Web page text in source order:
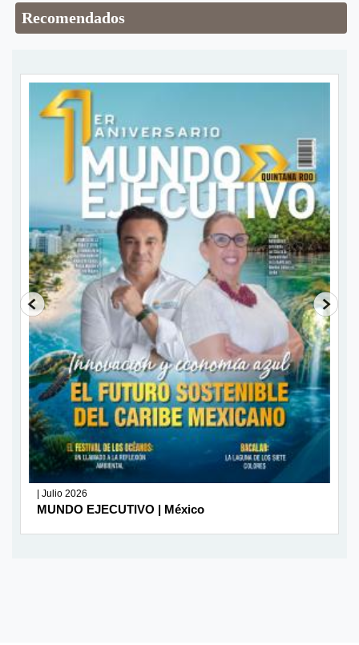
Recomendados
| Julio 2026
MUNDO EJECUTIVO | México